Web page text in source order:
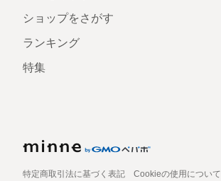
ショップをさがす
ランキング
特集
特定商取引法に基づく表記 Cookieの使用について